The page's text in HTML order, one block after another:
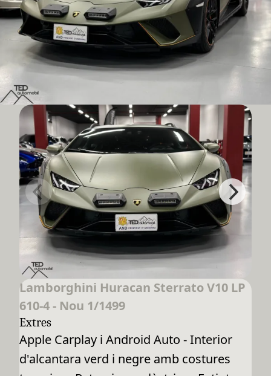
Lamborghini Huracan Sterrato V10 LP
610-4 - Nou 1/1499
Extres
Apple Carplay i Android Auto - Interior
d'alcantara verd i negre amb costures